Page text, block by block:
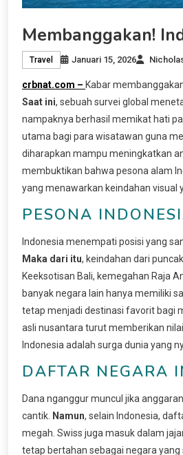
Membanggakan!
Travel Januari 15, 2026
crbnat.com – Kabar
Saat ini, sebuah survei global
nampaknya berhasil memikat hati
utama bagi para wisatawan guna
diharapkan mampu meningkatkan
membuktikan bahwa pesona alam
yang menawarkan keindahan visual
PESONA
Indonesia menempati posisi yang
Maka dari itu, keindahan dari
Keeksotisan Bali, kemegahan Raja
banyak negara lain hanya memiliki
tetap menjadi destinasi favorit bagi
asli nusantara turut memberikan
Indonesia adalah surga dunia yang
DAFTAR NEGARA
Dana nganggur muncul jika
cantik. Namun, selain Indonesia,
megah. Swiss juga masuk dalam
tetap bertahan sebagai negara